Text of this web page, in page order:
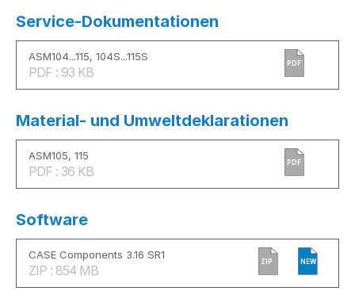
Service-Dokumentationen
ASM104...115, 104S...115S
PDF : 93 KB
PDF
Material- und Umweltdeklarationen
ASM105, 115
PDF : 36 KB
PDF
Software
CASE Components 3.16 SR1
ZIP : 854 MB
ZIP NEW